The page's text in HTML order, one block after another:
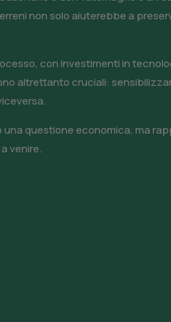
non solo aiuterebbe a
con investimenti in
altrettanto cruciali:
questione economica, ma
venire.